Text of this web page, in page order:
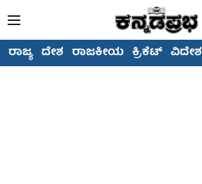
ರಾಜ್ಯ ದೇಶ ರಾಜಕೀಯ ಕ್ರಿಕೆಟ್ ವಿದೇಶ